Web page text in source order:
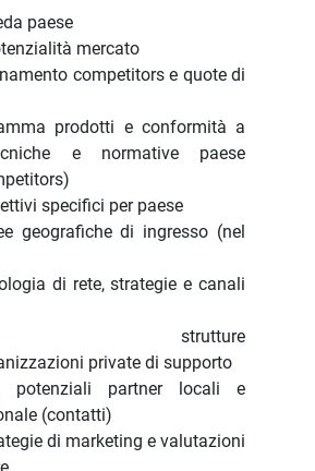
paese
mercato
competitors e quote di
prodotti e conformità a
e normative paese
specifici per paese
geografiche di ingresso (nel
di rete, strategie e canali
strutture
private di supporto
potenziali partner locali e
(contatti)
di marketing e valutazioni